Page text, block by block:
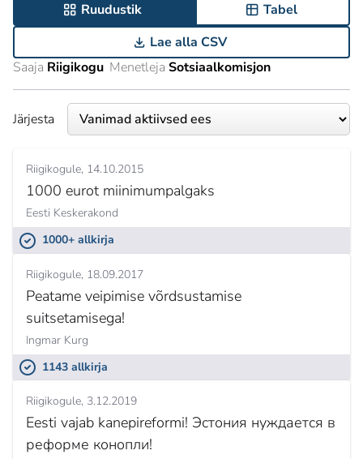
Ruudustik
Tabel
Lae alla CSV
Saaja Riigikogu Menetleja Sotsiaalkomisjon
Järjesta
Riigikogule 14.10.2015
1000 eurot miinimumpalgaks
Eesti Keskerakond
1000+ allkirja
Riigikogule 18.09.2017
Peatame veipimise võrdsustamise
suitsetamisega!
Ingmar Kurg
1143 allkirja
Riigikogule 3.12.2019
Eesti vajab kanepireformi! Эстония нуждается в
реформе конопли!